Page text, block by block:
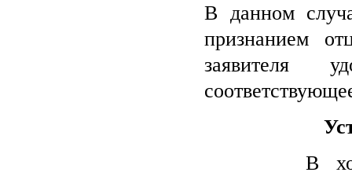
В данном
признанием
заявителя
В ходе